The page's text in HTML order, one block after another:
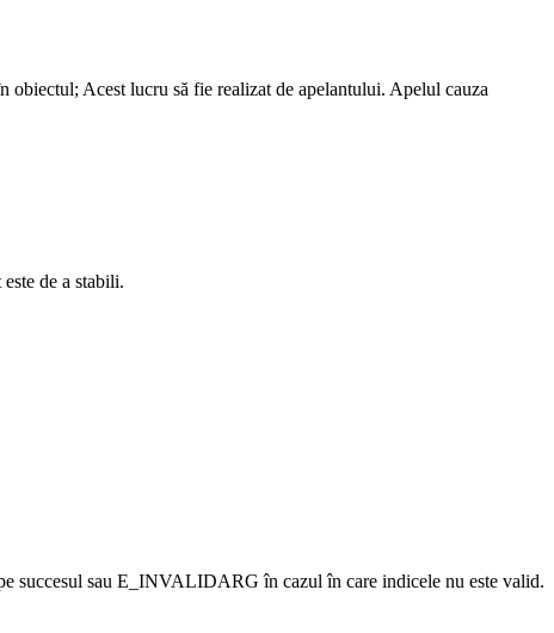
obiectul; Acest lucru să fie realizat de apelantului. Apelul cauza
de a stabili.
succesul sau E_INVALIDARG în cazul în care indicele nu este valid.